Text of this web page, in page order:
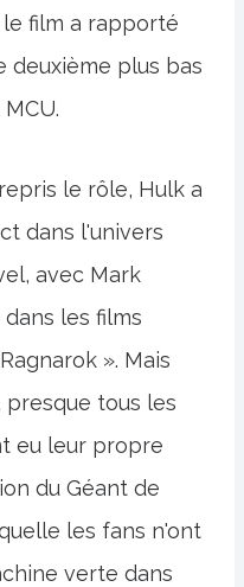
le film a rapporté
deuxième plus bas
le rôle, Hulk a
dans l'univers
avec Mark
les films
». Mais
presque tous les
eu leur propre
du Géant de
les fans n'ont
verte dans